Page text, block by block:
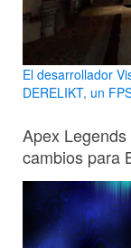
El desarrollador
DERELIKT, un
Apex Legends
cambios para